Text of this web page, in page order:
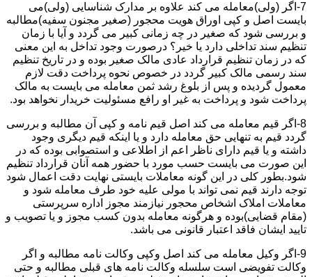
7-اگر (ولی)معامله می کند علاوه بر مدارک شناسایی (ولی)می
بایست اصل و کپی اوراق هویت محجور (صغیر مجنون سفیه)مطالبه
و بررسی شود که صغیر در چه زمانی کبیر می گردد و آیا با زمان
تنظیم سند تداخلی دارد یا خیر؟ درصورت وجود تداخل به این معنی
که در زمان تنظیم قرارداد عادی مالک صغیر بوده و در تاریخ تنظیم
سند رسمی مالک کبیر گردد در خصوص نحوه پرداخت دقت لازم
معمول گردیده و پس از بلوغ رشد ثمن معامله می بایست به مالک
پرداخت شود و پرداخت به غیر او رافع مسئولیت خریدار نخواهد بود.
8-اگر قیم معامله می کند اصل قیم نامه و کپی آن مطالبه و بررسی
گردد قیم به تنهایی حق معامله دارد و یا اینکه قیم دیگری وجود
داشته و یا قیم دارای ناظر اعم از اطلاعی و استصوابی بوده که در
این صورت می بایست حسب مورد با حضور همه آنان قرارداد تنظیم
شود.بطور کلی در این گونه معاملات بایستی نهایت دقت اعمال شود
توجه دارند قیم نمی تواند با مولی علیه خود طرف معامله شود و
معاملات املاک اشخاص محجور نیازمند مجوز اداره سرپرستی
(مقام قضایی)بوده و هرگونه معامله بدون کسب مجوز و یا تصویب و
تایید ایشان فاقد اعتبار قانونی می باشد.
9-اگر وکیل معامله می کند اصل وکپی وکالت نامه مطالبه و اگر
وکالت تفویضی است سلسله وکالت نامه های قبلی مطالبه و حتی